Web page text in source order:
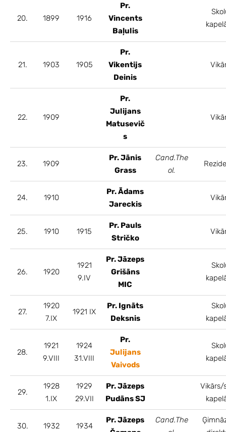
20. 1899 1916
Pr.
Vincents
Baļulis
21. 1903 1905
Pr.
Vikentijs
Deinis
22. 1909
Pr.
Julijans
Matusevič
s
23. 1909
Pr. Jānis
Grass
Cand.The
ol.
24. 1910
Pr. Ādams
Jareckis
25. 1910 1915
Pr. Pauls
Stričko
26. 1920
1921
9.IV
Pr. Jāzeps
Grišāns
MIC
27.
1920
7.IX
1921 IX
Pr. Ignāts
Deksnis
28.
1921
9.VIII
1924
31.VIII
Pr.
Julijans
Vaivods
29.
1928
1.IX
1929
29.VII
Pr. Jāzeps
Pudāns SJ
Vikārs/
30. 1932 1934
Pr. Jāzeps
Cand.The